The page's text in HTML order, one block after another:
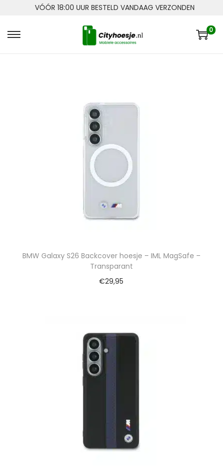
VÓÓR 18:00 UUR BESTELD VANDAAG VERZONDEN
0
BMW Galaxy S26 Backcover hoesje – IML MagSafe –
Transparant
€29,95